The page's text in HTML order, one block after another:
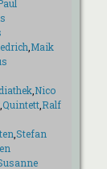
Maik
, Nico
Quintett, Ralf
Stefan